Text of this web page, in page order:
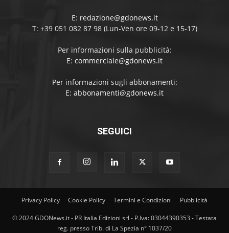
E: redazione@gdonews.it
T: +39 051 082 87 98 (Lun-Ven ore 09-12 e 15-17)
Per informazioni sulla pubblicità:
E: commerciale@gdonews.it
Per informazioni sugli abbonamenti:
E: abbonamenti@gdonews.it
SEGUICI
Privacy Policy Cookie Policy Termini e Condizioni Pubblicità
© 2024 GDONews.it - PR Italia Edizioni srl - P.Iva: 03044390353 - Testata
reg. presso Trib. di La Spezia n° 1037/20